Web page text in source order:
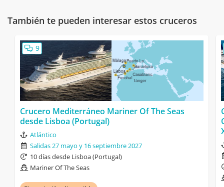
También te pueden interesar estos cruceros
9
Crucero Mediterráneo Mariner Of The Seas
desde Lisboa (Portugal)
Atlántico
Salidas 27 mayo y 16 septiembre 2027
10 días desde Lisboa (Portugal)
Mariner Of The Seas